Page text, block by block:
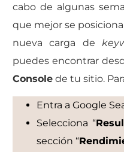
cabo de algunas
que mejor se
nueva carga de
puedes encontrar
Console de tu sitio.
Entra a Google
Selecciona “
sección “